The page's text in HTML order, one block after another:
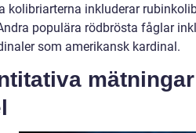
kolibriarterna inkluderar
populära rödbrösta fåglar
som amerikansk kardinal.